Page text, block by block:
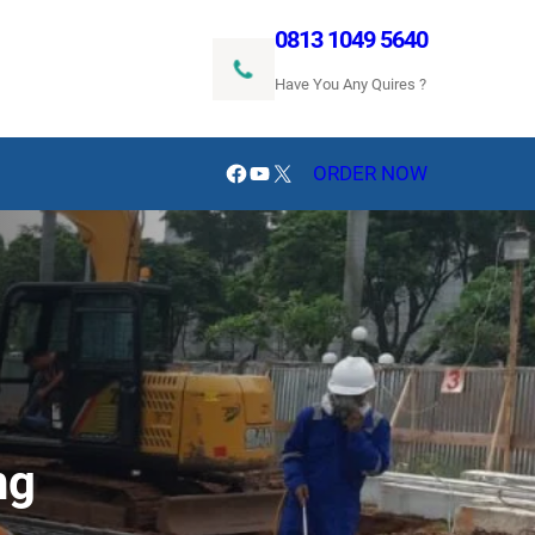
0813 1049 5640
Have You Any Quires ?
Facebook
YouTube
X ORDER NOW